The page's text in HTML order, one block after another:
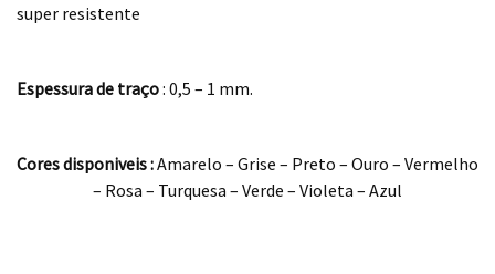
super resistente
Espessura de traço: 0,5 – 1 mm.
Cores disponiveis :Amarelo – Grise – Preto – Ouro – Vermelho
– Rosa – Turquesa – Verde – Violeta – Azul